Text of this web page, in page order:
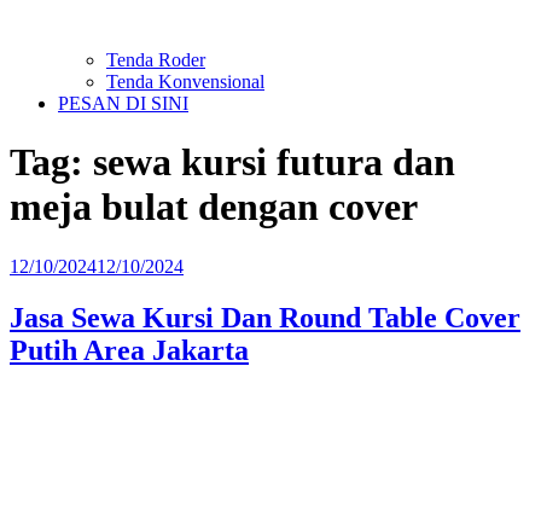
Tenda Roder
Tenda Konvensional
PESAN DI SINI
Tag: sewa kursi futura dan
meja bulat dengan cover
Diposkan
12/10/202412/10/2024
Jasa Sewa Kursi Dan Round Table Cover
Putih Area Jakarta